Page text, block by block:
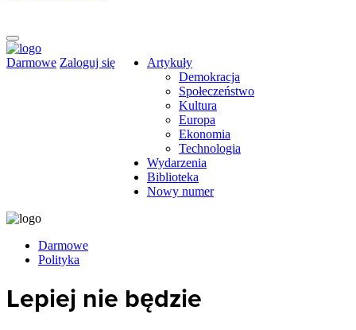
Darmowe Zaloguj się
Artykuły
Demokracja
Społeczeństwo
Kultura
Europa
Ekonomia
Technologia
Wydarzenia
Biblioteka
Nowy numer
Darmowe
Polityka
Lepiej nie będzie